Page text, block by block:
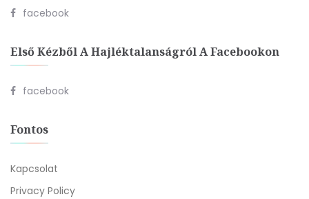
facebook
Első Kézből A Hajléktalanságról A Facebookon
facebook
Fontos
Kapcsolat
Privacy Policy